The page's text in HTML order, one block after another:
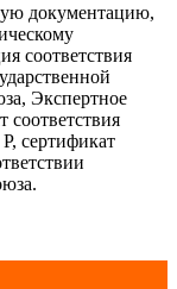
документацию,
соответствия
Экспертное
соответствия
сертификат